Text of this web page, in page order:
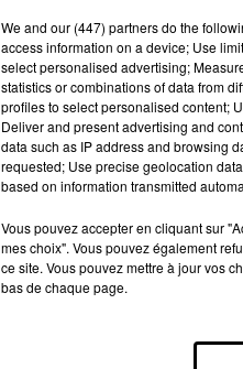
We and our (447) partnersdo the
access information on a device; Use
select personalised advertising;
statistics or combinations of data from
profiles to select personalised content;
Deliver and present advertising and
data such as IP address and browsing
requested; Use precise geolocation
based on information transmitted
Vous pouvez accepter en cliquant sur
mes choix". Vous pouvez également
ce site. Vous pouvez mettre à jour vos
bas de chaque page.